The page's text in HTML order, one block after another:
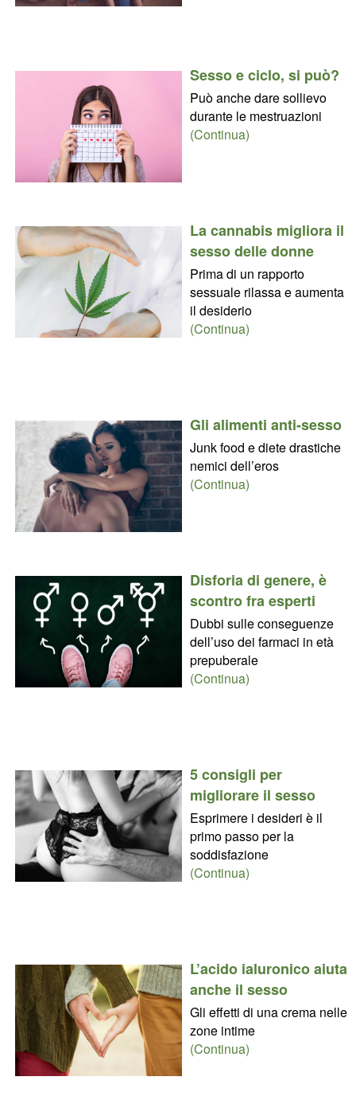
Sesso e ciclo, si può?
Può anche dare sollievo
durante le mestruazioni
(Continua)
La cannabis migliora il
sesso delle donne
Prima di un rapporto
sessuale rilassa e aumenta
il desiderio
(Continua)
Gli alimenti anti-sesso
Junk food e diete drastiche
nemici dell’eros
(Continua)
Disforia di genere, è
scontro fra esperti
Dubbi sulle conseguenze
dell’uso dei farmaci in età
prepuberale
(Continua)
5 consigli per
migliorare il sesso
Esprimere i desideri è il
primo passo per la
soddisfazione
(Continua)
L’acido ialuronico aiuta
anche il sesso
Gli effetti di una crema nelle
zone intime
(Continua)